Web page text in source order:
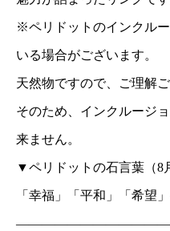
※ペリドットのインクル
いる場合がございます。
天然物ですので、ご理解
そのため、インクルージ
来ません。
▼ペリドットの石言葉（8
「幸福」「平和」「希望